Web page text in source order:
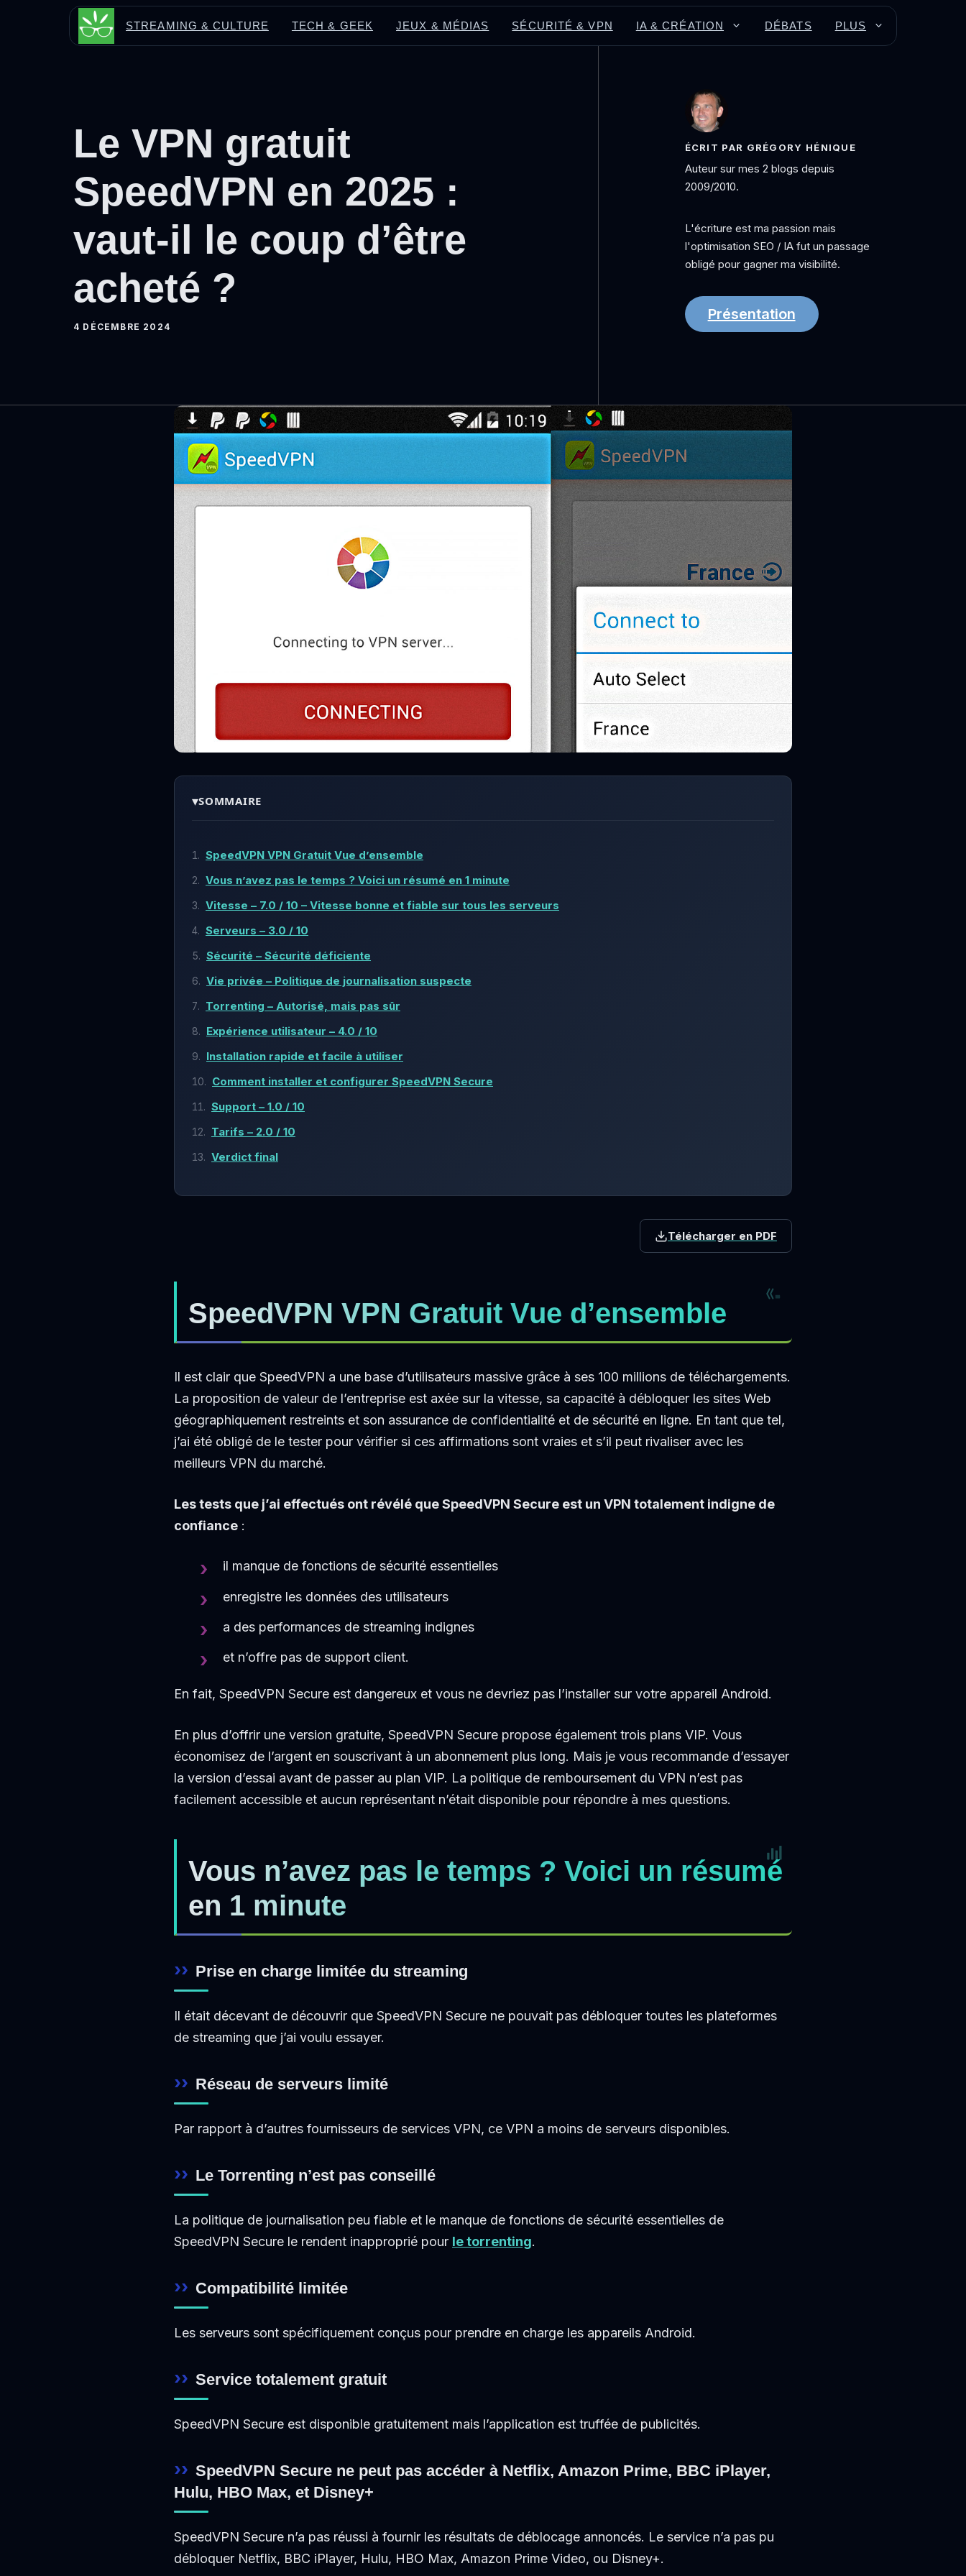
STREAMING & CULTURE TECH & GEEK JEUX & MÉDIAS SÉCURITÉ & VPN IA & CRÉATION DÉBATS PLUS
Le VPN gratuit
SpeedVPN en 2025 :
vaut-il le coup d’être
acheté ?
4 DÉCEMBRE 2024
ÉCRIT PAR GRÉGORY HÉNIQUE
Auteur sur mes 2 blogs depuis
2009/2010.
L'écriture est ma passion mais
l'optimisation SEO / IA fut un passage
obligé pour gagner ma visibilité.
Présentation
▾SOMMAIRE
SpeedVPN VPN Gratuit Vue d’ensemble
Vous n’avez pas le temps ? Voici un résumé en 1 minute
Vitesse – 7.0 / 10 – Vitesse bonne et fiable sur tous les serveurs
Serveurs – 3.0 / 10
Sécurité – Sécurité déficiente
Vie privée – Politique de journalisation suspecte
Torrenting – Autorisé, mais pas sûr
Expérience utilisateur – 4.0 / 10
Installation rapide et facile à utiliser
Comment installer et configurer SpeedVPN Secure
Support – 1.0 / 10
Tarifs – 2.0 / 10
Verdict final
Télécharger en PDF
SpeedVPN VPN Gratuit Vue d’ensemble
Il est clair que SpeedVPN a une base d’utilisateurs massive grâce à ses 100 millions de téléchargements.
La proposition de valeur de l’entreprise est axée sur la vitesse, sa capacité à débloquer les sites Web
géographiquement restreints et son assurance de confidentialité et de sécurité en ligne. En tant que tel,
j’ai été obligé de le tester pour vérifier si ces affirmations sont vraies et s’il peut rivaliser avec les
meilleurs VPN du marché.
Les tests que j’ai effectués ont révélé que SpeedVPN Secure est un VPN totalement indigne de
confiance :
il manque de fonctions de sécurité essentielles
enregistre les données des utilisateurs
a des performances de streaming indignes
et n’offre pas de support client.
En fait, SpeedVPN Secure est dangereux et vous ne devriez pas l’installer sur votre appareil Android.
En plus d’offrir une version gratuite, SpeedVPN Secure propose également trois plans VIP. Vous
économisez de l’argent en souscrivant à un abonnement plus long. Mais je vous recommande d’essayer
la version d’essai avant de passer au plan VIP. La politique de remboursement du VPN n’est pas
facilement accessible et aucun représentant n’était disponible pour répondre à mes questions.
Vous n’avez pas le temps ? Voici un résumé
en 1 minute
Prise en charge limitée du streaming
Il était décevant de découvrir que SpeedVPN Secure ne pouvait pas débloquer toutes les plateformes
de streaming que j’ai voulu essayer.
Réseau de serveurs limité
Par rapport à d’autres fournisseurs de services VPN, ce VPN a moins de serveurs disponibles.
Le Torrenting n’est pas conseillé
La politique de journalisation peu fiable et le manque de fonctions de sécurité essentielles de
SpeedVPN Secure le rendent inapproprié pour le torrenting.
Compatibilité limitée
Les serveurs sont spécifiquement conçus pour prendre en charge les appareils Android.
Service totalement gratuit
SpeedVPN Secure est disponible gratuitement mais l’application est truffée de publicités.
SpeedVPN Secure ne peut pas accéder à Netflix, Amazon Prime, BBC iPlayer,
Hulu, HBO Max, et Disney+
SpeedVPN Secure n’a pas réussi à fournir les résultats de déblocage annoncés. Le service n’a pas pu
débloquer Netflix, BBC iPlayer, Hulu, HBO Max, Amazon Prime Video, ou Disney+.